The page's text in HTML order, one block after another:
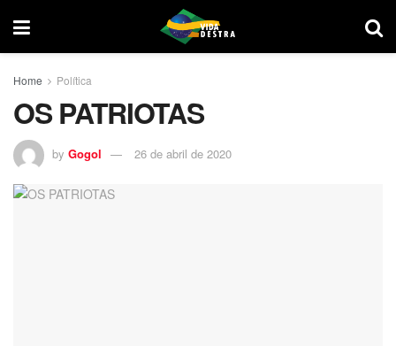
Home Política
OS PATRIOTAS
by Gogol 26 de abril de 2020